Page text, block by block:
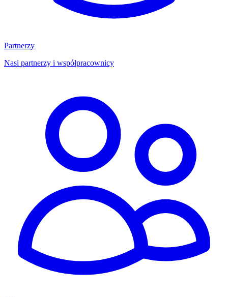
Partnerzy
Nasi partnerzy i współpracownicy